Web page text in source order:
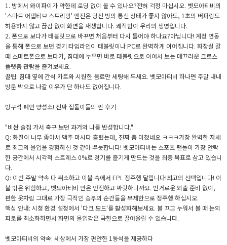
1. 방에서 와이파이가 약한데 로딩 없이 볼 수 있나요?전혀 걱정 마십시오. 벳모아티비의
'스마트 어댑티브 스트리밍' 엔진은 당신 방의 통신 상태가 좋지 않아도, 1초의 버퍼링도
허용하지 않고 끊김 없이 화면을 재생합니다. 쾌적함이 우리의 생명입니다.
2. 폰으로 보다가 태블릿으로 바꾸면 처음부터 다시 틀어야 하나요?아닙니다! 계정 연동
을 통해 폰으로 보던 경기 타임라인이 태블릿이나 PC로 완벽하게 이어집니다. 화장실 갈
때 스마트폰으로 보다가, 침대에 누우면 바로 태블릿으로 이어서 보는 매끄러운 크로스
플랫폼 관람을 즐겨보세요.
꿀팁: 침대 옆에 간식 카트와 시원한 음료만 세팅해 두세요. 벳모아티비 하나면 주말 내내
방문 밖으로 나갈 이유가 단 하나도 없어집니다.
방구석 폐인 양성소! 진짜 집돌이들의 찐 후기
"비싼 술집 가서 축구 보던 과거의 나를 반성합니다."
Q: 화질이 너무 좋아서 맥주 마시다 흘렸는데, 진짜 폼 미쳤네요 ㅋㅋㅋ가장 완벽한 자세
로 최고의 몰입을 경험하신 것 같아 뿌듯합니다! 벳모아티비는 스포츠 팬들이 가장 안락
한 공간에서 시각적 스트레스 0%로 경기를 즐기게 만드는 것을 최종 목표로 삼고 있습니
다.
Q: 이번 주말 약속 다 취소하고 이불 속에서 EPL 정주행 달립니다!최고의 선택입니다! 이
불 밖은 위험하고, 벳모아티비 안은 안전하고 짜릿하니까요. 번거로운 외출 준비 없이,
편한 옷차림 그대로 가장 극적인 승부의 순간들을 무제한으로 정주행 하십시오.
핵심 안내: 시청 환경 설정에서 '다크 모드'를 활성화해보세요. 불 끄고 누워서 볼 때 눈의
피로를 최소화하면서 화면의 몰입감은 극한으로 끌어올릴 수 있습니다.
벳모아티비의 약속: 세상에서 가장 편안한 1등석을 제공하다